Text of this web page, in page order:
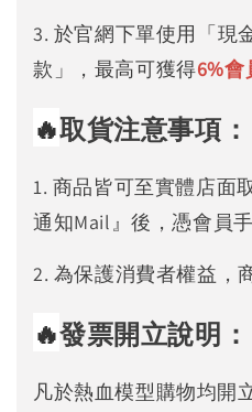
3. 於官網下單使用「現
款」，最高可獲得6%會
🔥取貨注意事項：
1. 商品皆可至實體店面
通知Mail』後，憑會員
2. 為保護消費者權益，
🔥發票開立說明：
凡於熱血模型購物均開